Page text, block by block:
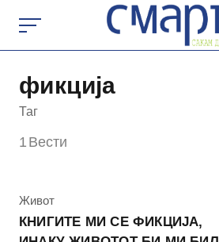
content
фикција
Таг
1 Вести
КАтегорија
Живот
КНИГИТЕ МИ СЕ ФИКЦИЈА,